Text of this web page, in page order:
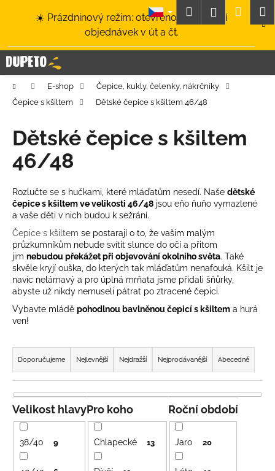
☀️ Prázdninový režim: otevřeno a odesílání
objednávek v út a čt.
HledatPřihlášení
Domů E-shop
Čepice, kukly, čelenky, nákrčníky
Čepice s kšiltem
Dětské čepice s kšiltem 46/48
Dětské čepice s kšiltem
46/48
Rozlučte se s hučkami, které mláďatům nesedí. Naše dětské
čepice s kšiltem ve velikosti 46/48 jsou eňo ňuňo vymazlené
a vaše děti v nich budou k sežrání.
Čepice s kšiltem se postarají o to, že vašim malým
průzkumníkům nebude svítit slunce do očí a přitom
jim nebudou překážet při objevování okolního světa. Také
skvěle kryjí ouška, do kterých tak mláďatům nenafouká. Kšilt je
navíc nelámavý a pro úplná mrňata jsme přidali šňůrky,
abyste už nikdy nemuseli pátrat po ztracené čepici.
Vybavte mládě pohodlnou bavlněnou čepicí s kšiltem a hurá
ven!
Ř
a
z
e
n
í
p
Doporučujeme Nejlevnější Nejdražší Nejprodávanější Abecedně
Pro koho
Chlapecké 13
Roční období
Jaro 20
Velikost hlavy
38/40 9
í
k C
o
p
t
ř
e
u
j
e
t
e
n
a
j
í
?
HLEDAT